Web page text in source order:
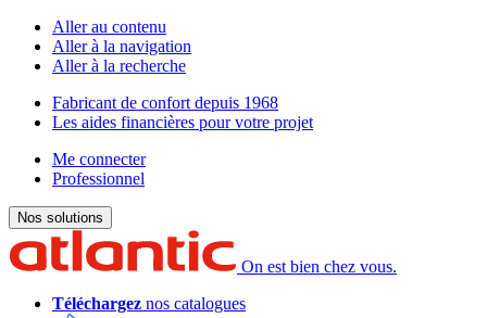
Aller au contenu
Aller à la navigation
Aller à la recherche
Fabricant de confort depuis 1968
Les aides financières pour votre projet
Me connecter
Professionnel
Nos solutions
On est bien chez vous.
Téléchargez nos catalogues